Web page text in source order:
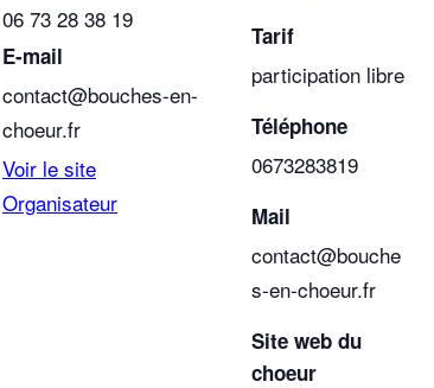
06 73 28 38 19
E-mail
contact@bouches-en-
choeur.fr
Voir le site
Organisateur
Tarif
participation libre
Téléphone
0673283819
Mail
contact@bouche
s-en-choeur.fr
Site web du
choeur